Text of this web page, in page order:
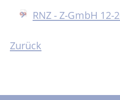
RNZ - Z-GmbH
Zurück